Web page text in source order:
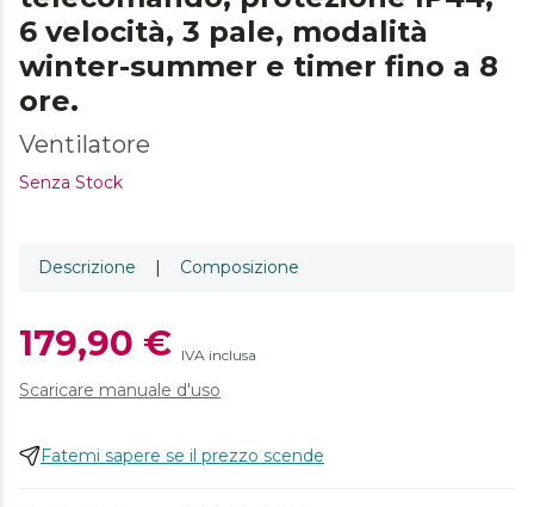
6 velocità, 3 pale, modalità
winter-summer e timer fino a 8
ore.
Ventilatore
Senza Stock
Descrizione | Composizione
179,90 € IVA inclusa
Scaricare manuale d'uso
Fatemi sapere se il prezzo scende